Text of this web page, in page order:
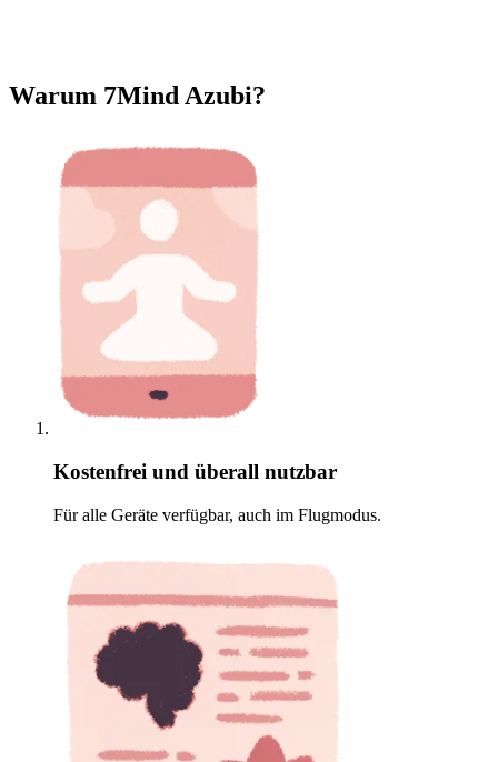
Warum 7Mind Azubi?
Kostenfrei und überall nutzbar
Für alle Geräte verfügbar, auch im Flugmodus.